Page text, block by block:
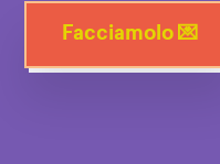
Facciamolo 💌